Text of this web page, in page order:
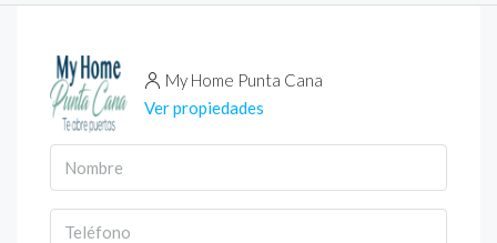
My Home Punta Cana
Ver propiedades